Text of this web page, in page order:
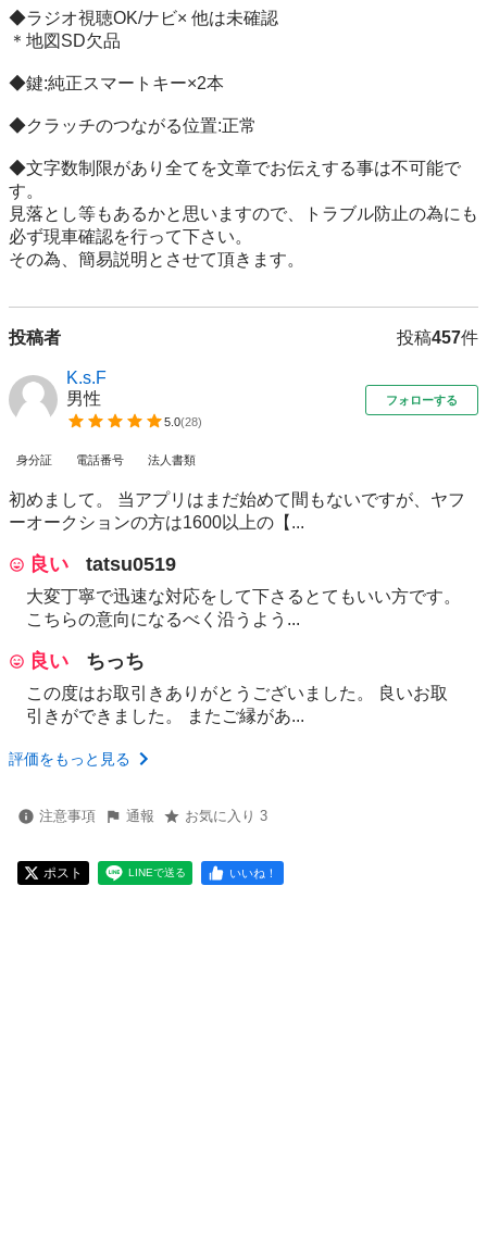
◆ラジオ視聴OK/ナビ× 他は未確認
＊地図SD欠品
◆鍵:純正スマートキー×2本
◆クラッチのつながる位置:正常
◆文字数制限があり全てを文章でお伝えする事は不可能で
す。
見落とし等もあるかと思いますので、トラブル防止の為にも
必ず現車確認を行って下さい。
その為、簡易説明とさせて頂きます。
投稿者 投稿457件
K.s.F
男性
5.0(28)
フォローする
身分証 電話番号 法人書類
初めまして。 当アプリはまだ始めて間もないですが、ヤフ
ーオークションの方は1600以上の【...
良い tatsu0519
大変丁寧で迅速な対応をして下さるとてもいい方です。
こちらの意向になるべく沿うよう...
良い ちっち
この度はお取引きありがとうございました。 良いお取
引きができました。 またご縁があ...
評価をもっと見る
注意事項 通報 お気に入り 3
ポスト LINEで送る いいね！